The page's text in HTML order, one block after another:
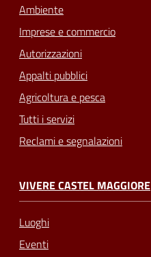
Ambiente
Imprese e commercio
Autorizzazioni
Appalti pubblici
Agricoltura e pesca
Tutti i servizi
Reclami e segnalazioni
VIVERE CASTEL MAGGIORE
Luoghi
Eventi